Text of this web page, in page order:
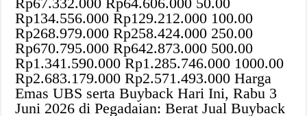
Rp134.556.000 Rp129.212.000 100.00
Rp268.979.000 Rp258.424.000 250.00
Rp670.795.000 Rp642.873.000 500.00
Rp1.341.590.000 Rp1.285.746.000 1000.00
Rp2.683.179.000 Rp2.571.493.000 Harga
Emas UBS serta Buyback Hari Ini, Rabu 3
Juni 2026 di Pegadaian: Berat Jual Buyback